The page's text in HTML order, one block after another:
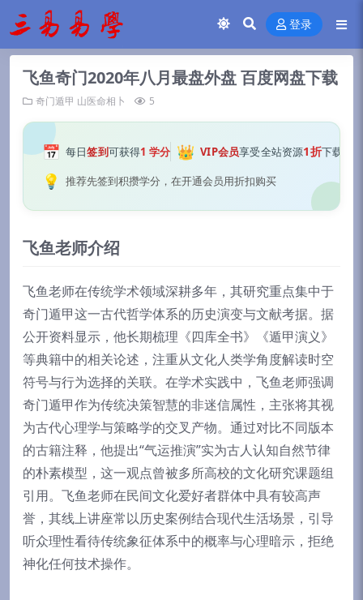
登录
飞鱼奇门2020年八月最盘外盘 百度网盘下载
奇门遁甲 山医命相卜 5
📅 每日签到可获得1 学分 👑 VIP会员享受全站资源1折下载
💡 推荐先签到积攒学分，在开通会员用折扣购买
飞鱼老师介绍
飞鱼老师在传统学术领域深耕多年，其研究重点集中于
奇门遁甲这一古代哲学体系的历史演变与文献考据。据
公开资料显示，他长期梳理《四库全书》《遁甲演义》
等典籍中的相关论述，注重从文化人类学角度解读时空
符号与行为选择的关联。在学术实践中，飞鱼老师强调
奇门遁甲作为传统决策智慧的非迷信属性，主张将其视
为古代心理学与策略学的交叉产物。通过对比不同版本
的古籍注释，他提出“气运推演”实为古人认知自然节律
的朴素模型，这一观点曾被多所高校的文化研究课题组
引用。飞鱼老师在民间文化爱好者群体中具有较高声
誉，其线上讲座常以历史案例结合现代生活场景，引导
听众理性看待传统象征体系中的概率与心理暗示，拒绝
神化任何技术操作。